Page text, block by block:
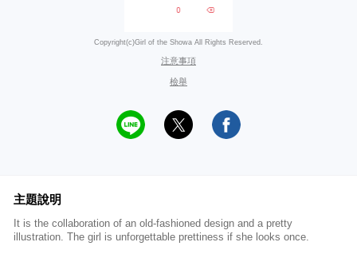
Copyright(c)Girl of the Showa All Rights Reserved.
注意事項
檢舉
主題說明
It is the collaboration of an old-fashioned design and a pretty
illustration. The girl is unforgettable prettiness if she looks once.